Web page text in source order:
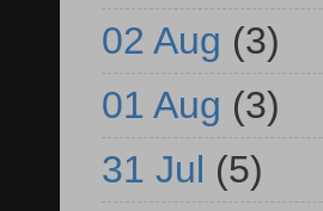
02 Aug (3)
01 Aug (3)
31 Jul (5)